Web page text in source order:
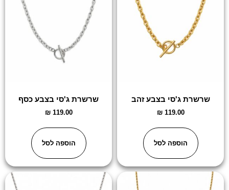
שרשרת ג'סי בצבע זהב
₪119.00
הוספה לסל
שרשרת ג'סי בצבע כסף
₪119.00
הוספה לסל